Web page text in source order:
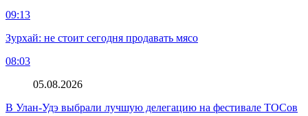
09:13
Зурхай: не стоит сегодня продавать мясо
08:03
05.08.2026
В Улан-Удэ выбрали лучшую делегацию на фестивале ТОСов